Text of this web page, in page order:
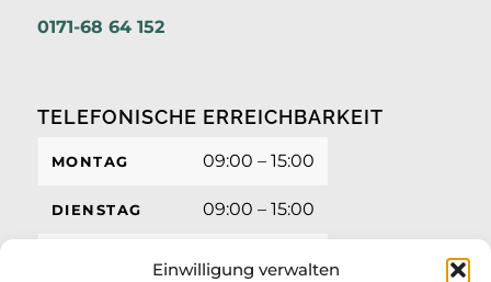
Einwilligung verwalten
0171-68 64 152
TELEFONISCHE ERREICHBARKEIT
MONTAG 09:00 – 15:00
DIENSTAG 09:00 – 15:00